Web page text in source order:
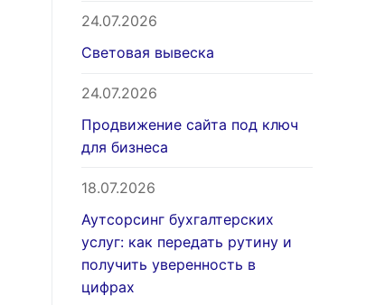
24.07.2026
Световая вывеска
24.07.2026
Продвижение сайта под ключ
для бизнеса
18.07.2026
Аутсорсинг бухгалтерских
услуг: как передать рутину и
получить уверенность в
цифрах